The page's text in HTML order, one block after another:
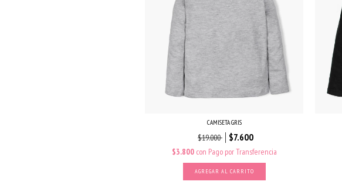
CAMISETA GRIS
$19.000 $7.600
$3.800 con Pago por Transferencia
AGREGAR AL CARRITO